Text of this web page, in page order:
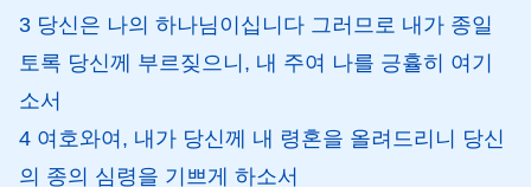
3 당신은 나의 하나님이십니다 그러므로 내가 종일
토록 당신께 부르짖으니, 내 주여 나를 긍휼히 여기
소서
4 여호와여, 내가 당신께 내 령혼을 올려드리니 당신
의 종의 심령을 기쁘게 하소서